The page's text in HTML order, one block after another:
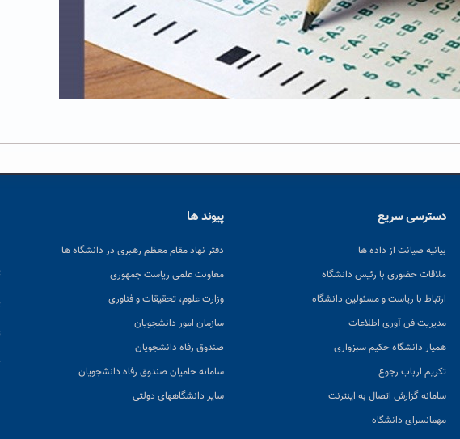
دسترسی سریع
بیانیه صیانت از داده ها
ملاقات حضوری با رئیس دانشگاه
ارتباط با ریاست و مسئولین دانشگاه
مدیریت فن آوری اطلاعات
همیار دانشگاه حکیم سبزواری
تکریم ارباب رجوع
سامانه گزارش اتصال به اینترنت
مهمانسرای دانشگاه
پیوند ها
دفتر نهاد مقام معظم رهبری در دانشگاه ها
معاونت علمی ریاست جمهوری
وزارت علوم، تحقیقات و فناوری
سازمان امور دانشجویان
صندوق رفاه دانشجویان
سامانه حامیان صندوق رفاه دانشجویان
سایر دانشگاههای دولتی